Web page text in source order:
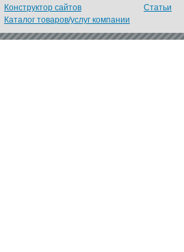
Конструктор сайтов
Каталог товаров/услуг компании
Статьи